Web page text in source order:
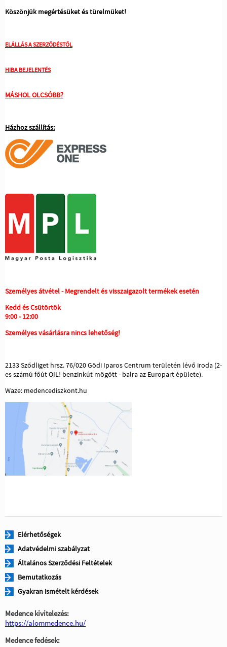
Köszönjük megértésüket és türelmüket!
ELÁLLÁS A SZERZŐDÉSTŐL
HIBA BEJELENTÉS
MÁSHOL OLCSÓBB?
Házhoz szállítás:
Személyes átvétel - Megrendelt és visszaigazolt termékek esetén
Kedd és Csütörtök
9:00 - 12:00
Személyes vásárlásra nincs lehetőség!
2133 Sződliget hrsz. 76/020 Gödi Iparos Centrum területén lévő iroda (2-
es számú főút OIL! benzinkút mögött - balra az Europart épülete).
Waze: medencediszkont.hu
Elérhetőségek
Adatvédelmi szabályzat
Általános Szerződési Feltételek
Bemutatkozás
Gyakran ismételt kérdések
Medence kivitelezés:
https://alommedence.hu/
Medence fedések: